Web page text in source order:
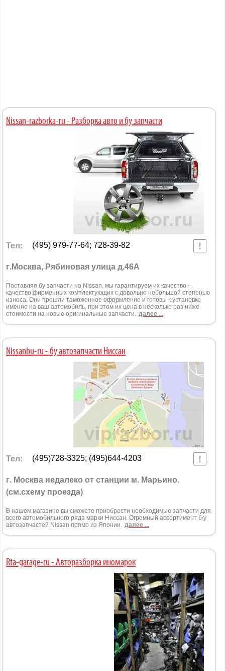
Nissan-razborka-ru - Разборка авто и бу запчасти
Тел: (495) 979-77-64; 728-39-82
г.Москва, Рябиновая улица д.46А
Поставляя бу запчасти на Nissan, мы гарантируем их качество –
качество фирменных комплектующих с довольно небольшой степенью
износа. Они прошли таможенное оформление и готовы к установке
именно на ваш автомобиль, при этом их цена в несколько раз ниже
стоимости на новые оригинальные запчасти. далее ...
Nissanbu-ru - бу автозапчасти Ниссан
Тел: (495)728-3325; (495)644-4203
г. Москва недалеко от станции м. Марьино.
(см.схему проезда)
В нашем магазине вы сможете приобрести необходимые запчасти для
всего автомобильного ряда марки Ниссан. Огромный ассортимент б/у
автозапчастей Nissan прямо из Японии. далее ...
Rta-garage-ru - Авторазборка иномарок